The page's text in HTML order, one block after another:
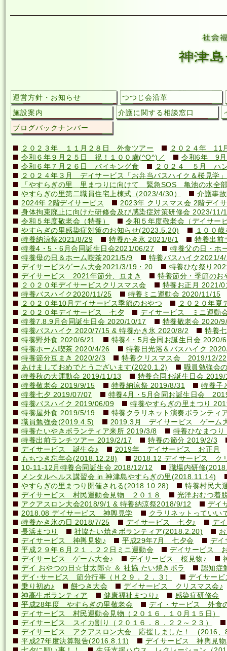
運営方針・お知らせ
つつじ会沿革
施設案内
介護に関する相談窓口
ブログバックナンバー
２０２３年 １１月２８日 外食ツアー
２０２４年 11
令和６年９月２５日 祝！１００歳(^O^)／
令和6年 9
令和６年７月２６日 バイキング食
２０２４ ５月 ハ
２０２４年３月 デイサービス「お弁当バスハイク＆桜見学」
「やすらぎの里 里まつりに向けて 緊急SOS 亀池の水全
やすらぎの里第二職員住宅上棟式（2023/4/30）
介護事
2024年 2階デイサービス
2023年 クリスマス会 2階デイ
身体拘束廃止に向けた研修会及び感染症対策研修会 2023/11/
令和５年度敬老会（特養）
令和５年度敬老会（デイサー
やすらぎの里感染症対策のお知らせ(2023.5.20)
１００
特養納涼祭2021/8/29
特養かき氷 2021/8/1
特養出前
特養4・5・6月合同誕生日会2021/06/27
特養父の日・ホ
特養母の日＆ホーム喫茶2021/5/9
特養バスハイク2021/
デイサービスゲーム大会2021/3/19・20
特養ひな祭り
デイサービス 2021年節分、豆まき
特養節分・季節の
２０２０年デイサービスクリスマス会
特養お正月 2021/
特養バスハイク2020/11/25
特養ミニ運動会 2020/11/15
２０２０年10月デイサービス季節のおやつ
２０２０年夏
２０２０年デイサービス 七夕
デイサービス ミニ運動
特養7.8.9月合同誕生日会 2020/10/17
特養敬老会 2020/
特養バスハイク 2020/7/15 & 特養かき氷 2020/8/2
特養
特養野外食 2020/6/21
特養4・5月合同お誕生日会 2020/
特養ホーム喫茶 2020/4/26
特養日光浴＆バスハイク
特養節分豆まき 2020/2/3
特養クリスマス会 2019/12/22
あけましておめでとうございます(2020.1.2)
職員勉強会
特養秋の大運動会 2019/11/13
特養合同お誕生日会
特養敬老会 2019/9/15
特養納涼祭 2019/8/31
特養子
特養七夕 2019/07/07
特養4月・5月合同お誕生日会
特養バスハイク 2019/06/09
特養やすらぎの里まつり
特養屋外食 2019/5/19
特養クラリネット演奏ボランティ
職員勉強会(2019.4.5)
2019.3月 デイサービス ゲーム
特養たいやきボランティア来所 2019/3/8
特養ひなまつ
特養出前ランチツアー 2019/2/17
特養の節分 2019/2/3
デイサービス 誕生会♪
2019年 デイサービス お正月
もちつき忘年会(2018.12.28)
2018.12 デイサービス ク
10-11-12月特養合同誕生会 2018/12/12
職場内研修
メンタルヘルス講習会 in 神津島やすらぎの里(2018.11.14)
やすらぎの里まつり開催される(2018.10.28)
特養村民大
デイサービス 村民運動会見物 ２０１８
光洋おむつ着
アクアスロン大会2018/9/1 & 特養納涼祭2018/9/12
デイ
2018.08 デイサービス 神輿見学
クラリネットってい
特養かき氷の日 2018/7/25
デイサービス 七夕♪
デ
長浜まつり
社協たい焼きボランティア(2018.2.20)
デイサービス 神輿見物♪
平成29年7月 七夕会
デイ
平成２９年６月２１．２２日ミニ運動会
デイサービス
デイサービス ゲーム大会♪
デイサービス 桜見物♪
デイ おやつの日☆甘太郎☆ ＆ 社協 たい焼きボラ
認知症
デイ･サービス 節分行事（Ｈ２９．２．３）
デイサー
乗り初め♪
餅つき大会
デイサービス クリスマス会♪
神高生ボランティア
健康福祉まつり♪
感染症研修会
平成28年度 やすらぎの里敬老会
デイ・サービス 外食
デイサービス 村民運動会見物（２０１６，１０月１５日）
デイサービス スイカ割り（２０１６．８．２２～２３）
デイサービス アクアスロン大会 応援しました！ (2016、
平成27年度決算報告(2016.8.11)
デイサービス 神輿見物